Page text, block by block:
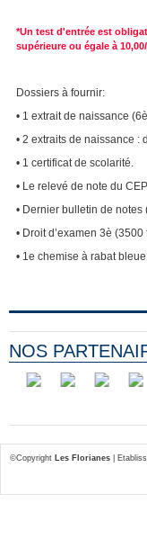
*Un test d'entrée est
supérieure ou égale à
Dossiers à fournir:
• 1 extrait de naissance
• 2 extraits de naissance :
• 1 certificat de scolarité.
• Le relevé de note du
• Dernier bulletin de notes
• Droit d’examen 3è
• 1e chemise à rabat
NOS
©Copyright Les Florianes |